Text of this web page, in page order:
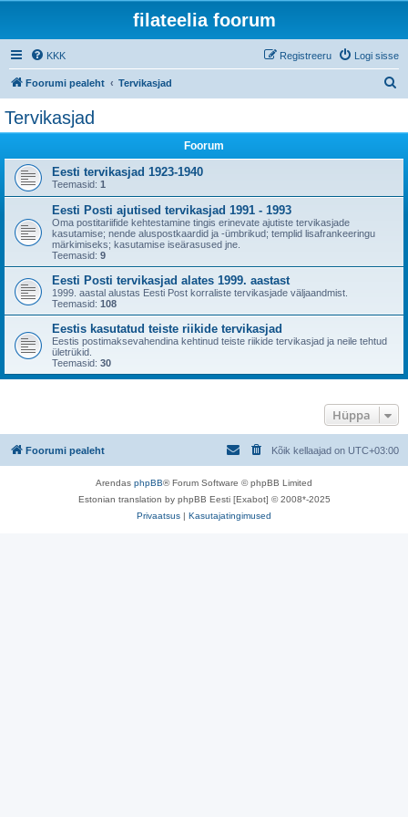
filateelia foorum
KKK Logi sisse
Registreeru
Foorumi pealeht Tervikasjad
Tervikasjad
Foorum
Eesti tervikasjad 1923-1940
Teemasid: 1
Eesti Posti ajutised tervikasjad 1991 - 1993
Oma postitariifide kehtestamine tingis erinevate ajutiste tervikasjade
kasutamise; nende aluspostkaardid ja -ümbrikud; templid lisafrankeeringu
märkimiseks; kasutamise iseärasused jne.
Teemasid: 9
Eesti Posti tervikasjad alates 1999. aastast
1999. aastal alustas Eesti Post korraliste tervikasjade väljaandmist.
Teemasid: 108
Eestis kasutatud teiste riikide tervikasjad
Eestis postimaksevahendina kehtinud teiste riikide tervikasjad ja neile tehtud
ületrükid.
Teemasid: 30
Hüppa
Foorumi pealeht Kõik kellaajad on UTC+03:00
Arendas phpBB® Forum Software © phpBB Limited
Estonian translation by phpBB Eesti [Exabot] © 2008*-2025
Privaatsus | Kasutajatingimused